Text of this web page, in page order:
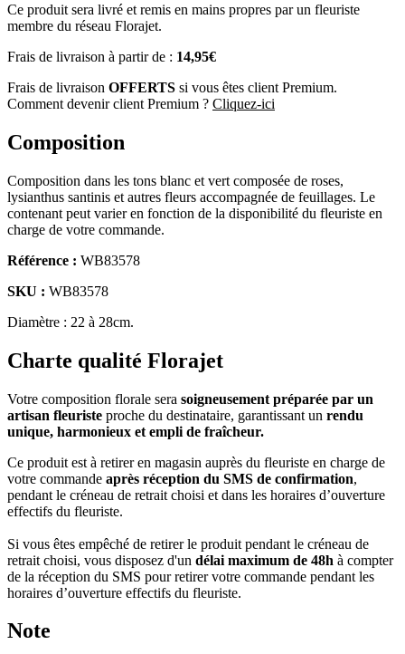
Ce produit sera livré et remis en mains propres par un fleuriste
membre du réseau Florajet.
Frais de livraison à partir de : 14,95€
Frais de livraison OFFERTS si vous êtes client Premium.
Comment devenir client Premium ? Cliquez-ici
Composition
Composition dans les tons blanc et vert composée de roses,
lysianthus santinis et autres fleurs accompagnée de feuillages. Le
contenant peut varier en fonction de la disponibilité du fleuriste en
charge de votre commande.
Référence : WB83578
SKU : WB83578
Diamètre : 22 à 28cm.
Charte qualité Florajet
Votre composition florale sera soigneusement préparée par un
artisan fleuriste proche du destinataire, garantissant un rendu
unique, harmonieux et empli de fraîcheur.
Ce produit est à retirer en magasin auprès du fleuriste en charge de
votre commande après réception du SMS de confirmation,
pendant le créneau de retrait choisi et dans les horaires d’ouverture
effectifs du fleuriste.
Si vous êtes empêché de retirer le produit pendant le créneau de
retrait choisi, vous disposez d'un délai maximum de 48h à compter
de la réception du SMS pour retirer votre commande pendant les
horaires d’ouverture effectifs du fleuriste.
Note